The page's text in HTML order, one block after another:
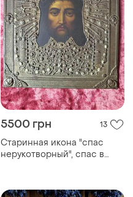
5500 грн 13
Старинная икона "спас
нерукотворный", спас в
терновом венце
TOP